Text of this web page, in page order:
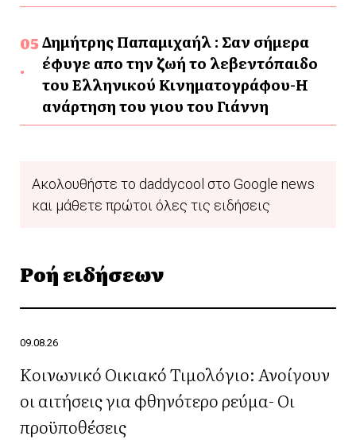
Δημήτρης Παπαμιχαήλ : Σαν σήμερα
έφυγε απο την ζωή το λεβεντόπαιδο
του Ελληνικού Κινηματογράφου-Η
ανάρτηση του γιου του Γιάννη
Ακολουθήστε το daddycool στο Google news
και μάθετε πρώτοι όλες τις ειδήσεις
Ροή ειδήσεων
09.08.26
Κοινωνικό Οικιακό Τιμολόγιο: Ανοίγουν
οι αιτήσεις για φθηνότερο ρεύμα- Οι
προϋποθέσεις